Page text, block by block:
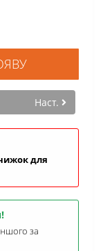
Наст.
для
за